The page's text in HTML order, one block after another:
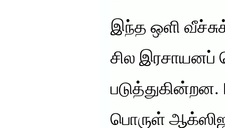
இந்த ஒளி
சில
படுத்துகின்றன.
பொருள்